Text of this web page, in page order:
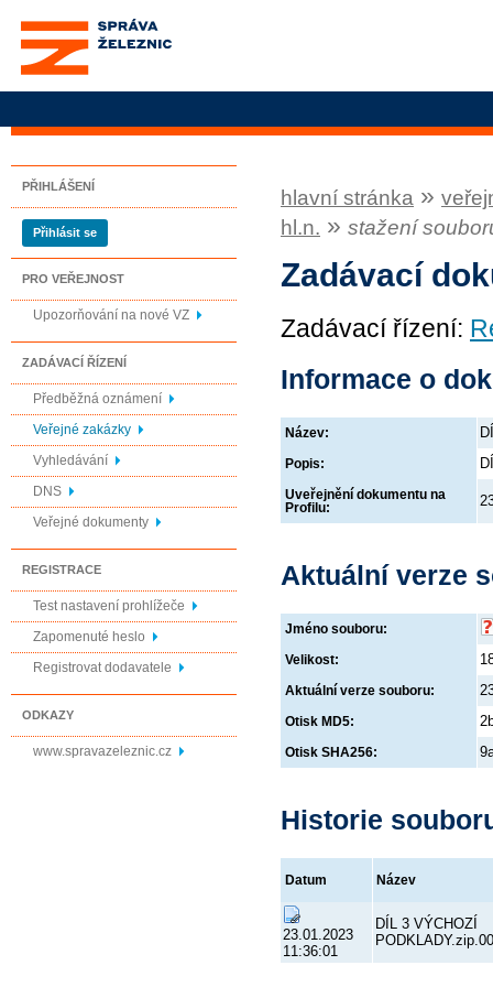
Správa železnic, státní
organizace
PŘIHLÁŠENÍ
Přihlásit se
PRO VEŘEJNOST
Upozorňování na nové VZ
ZADÁVACÍ ŘÍZENÍ
Předběžná oznámení
Veřejné zakázky
Vyhledávání
DNS
Veřejné dokumenty
REGISTRACE
Test nastavení prohlížeče
Zapomenuté heslo
Registrovat dodavatele
ODKAZY
www.spravazeleznic.cz
hlavní stránka »
hl.n. » stažení
Zadávací
Zadávací řízení:
Informace o
Název:
Popis:
Uveřejnění dokumentu na
Profilu:
Aktuální verze
Jméno souboru:
Velikost:
Aktuální verze souboru:
Otisk MD5:
Otisk SHA256:
Historie
Datum Název
23.01.2023
11:36:01
DÍL 3 VÝCHOZÍ